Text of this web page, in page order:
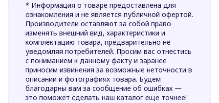
* Информация о товаре предоставлена для
ознакомления и не является публичной офертой.
Производители оставляют за собой право
изменять внешний вид, характеристики и
комплектацию товара, предварительно не
уведомляя потребителей. Просим вас отнестись
с пониманием к данному факту и заранее
приносим извинения за возможные неточности в
описании и фотографиях товара. Будем
благодарны вам за сообщение об ошибках —
это поможет сделать наш каталог еще точнее!